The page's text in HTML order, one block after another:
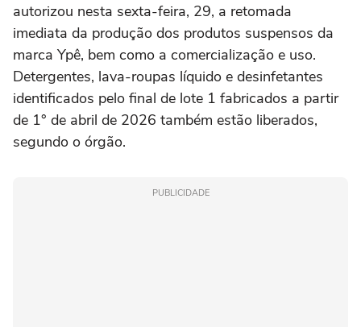
autorizou nesta sexta-feira, 29, a retomada
imediata da produção dos produtos suspensos da
marca Ypê, bem como a comercialização e uso.
Detergentes, lava-roupas líquido e desinfetantes
identificados pelo final de lote 1 fabricados a partir
de 1° de abril de 2026 também estão liberados,
segundo o órgão.
PUBLICIDADE